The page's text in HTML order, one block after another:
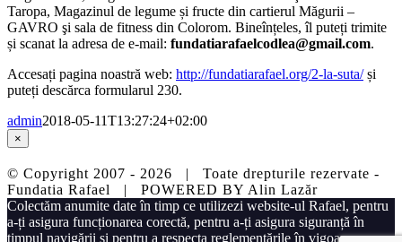
Taropa, Magazinul de legume și fructe din cartierul Măgurii –
GAVRO şi sala de fitness din Colorom. Bineînțeles, îl puteți trimite
și scanat la adresa de e-mail: fundatiarafaelcodlea@gmail.com.
Accesați pagina noastră web: http://fundatiarafael.org/2-la-suta/și
puteți descărca formularul 230.
admin2018-05-11T13:27:24+02:00
Close
product
view
×
© Copyright 2007 - 2026 | Toate drepturile rezervate -
Fundatia Rafael | POWERED BY Alin Lazăr
Facebook
Instagram
E-
mail:
Phone
Colectăm anumite date în timp ce utilizezi website-ul Rafael, pentru
a-ți asigura funcționarea corectă, pentru a-ți asigura siguranță în
timpul navigării și pentru a respecta reglementările în vigoare.